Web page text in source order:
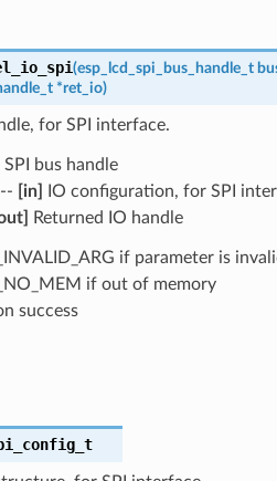
(esp_lcd_spi_bus_handle_t
*ret_io)
for SPI interface.
SPI bus handle
[in]
IO configuration, for SPI
Returned IO handle
if parameter is
if out of memory
success